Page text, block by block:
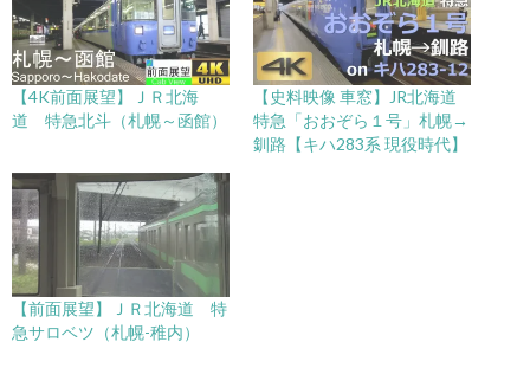
【4K前面展望】ＪＲ北海
道 特急北斗（札幌～函館）
【史料映像 車窓】JR北海道
特急「おおぞら１号」札幌→
釧路【キハ283系 現役時代】
【前面展望】ＪＲ北海道 特
急サロベツ（札幌-稚内）